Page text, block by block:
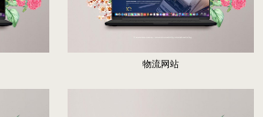
物流网站